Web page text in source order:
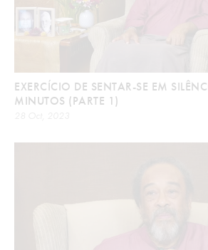
EXERCÍCIO DE SENTAR-SE EM
MINUTOS (PARTE 1)